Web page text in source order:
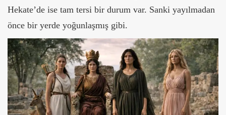
Hekate’de ise tam tersi bir durum var. Sanki yayılmadan
önce bir yerde yoğunlaşmış gibi.